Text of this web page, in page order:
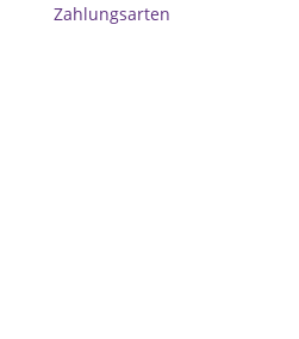
Zahlungsarten